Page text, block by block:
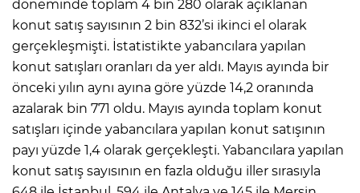
döneminde toplam 4 bin 280 olarak açıklanan
konut satış sayısının 2 bin 832’si ikinci el olarak
gerçekleşmişti. İstatistikte yabancılara yapılan
konut satışları oranları da yer aldı. Mayıs ayında bir
önceki yılın aynı ayına göre yüzde 14,2 oranında
azalarak bin 771 oldu. Mayıs ayında toplam konut
satışları içinde yabancılara yapılan konut satışının
payı yüzde 1,4 olarak gerçekleşti. Yabancılara yapılan
konut satış sayısının en fazla olduğu iller sırasıyla